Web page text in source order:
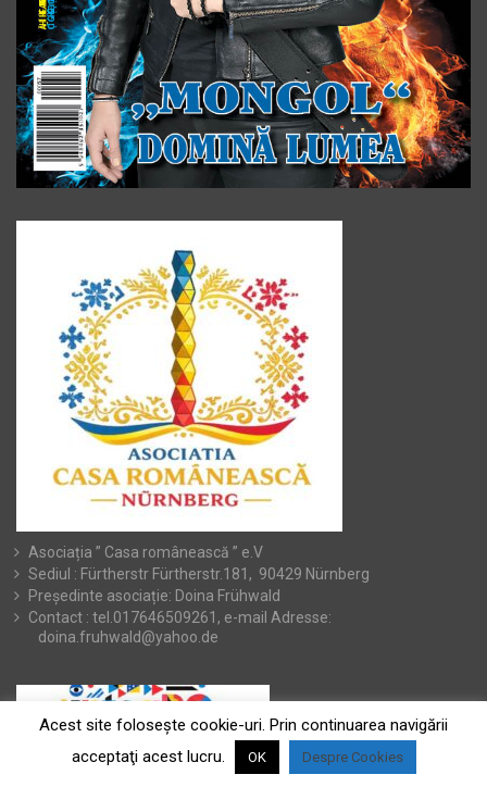
Asociația ” Casa românească ” e.V
Sediul : Fürtherstr Fürtherstr.181, 90429 Nürnberg
Președinte asociație: Doina Frühwald
Contact : tel.017646509261, e-mail Adresse:
doina.fruhwald@yahoo.de
Acest site foloseşte cookie-uri. Prin continuarea navigării
acceptaţi acest lucru.
OK Despre Cookies